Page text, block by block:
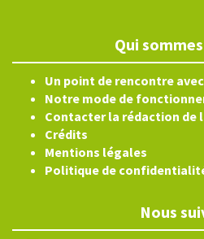
Qui
Un point de rencontre
Notre mode de
Contacter la rédaction de
Crédits
Mentions légales
Politique de
Nous